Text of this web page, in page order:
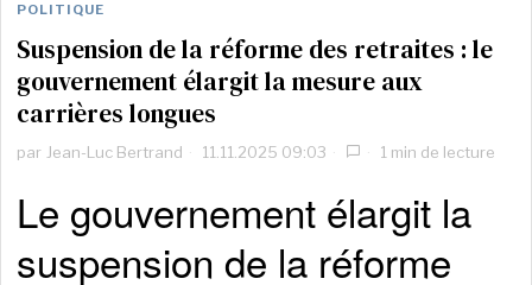
POLITIQUE
Suspension de la réforme des retraites : le
gouvernement élargit la mesure aux
carrières longues
par Jean-Luc Bertrand 11.11.2025 09:03 1 min de lecture
Le gouvernement élargit la
suspension de la réforme